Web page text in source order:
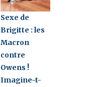
Sexe de
Brigitte : les
Macron
contre
Owens !
Imagine-t-